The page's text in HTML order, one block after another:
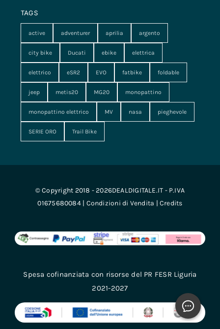
TAGS
active adventurer aprilia argento
city bike Ducati ebike elettrica
elettrico eSR2 EVO fatbike foldable
jeep metis20 MG20 monopattino
monopattino elettrico MV nasa pieghevole
SERIE ORO Trail Bike
© Copyright 2018 - 2026DEALDIGITALE.IT - P.IVA
01675680084 | Condizioni di Vendita | Credits
Spesa cofinanziata con risorse del PR FESR Liguria
2021-2027